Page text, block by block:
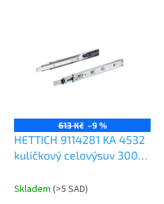
613 Kč –9 %
HETTICH 9114281 KA 4532
kuličkový celovýsuv 300
Skladem (>5 SAD)